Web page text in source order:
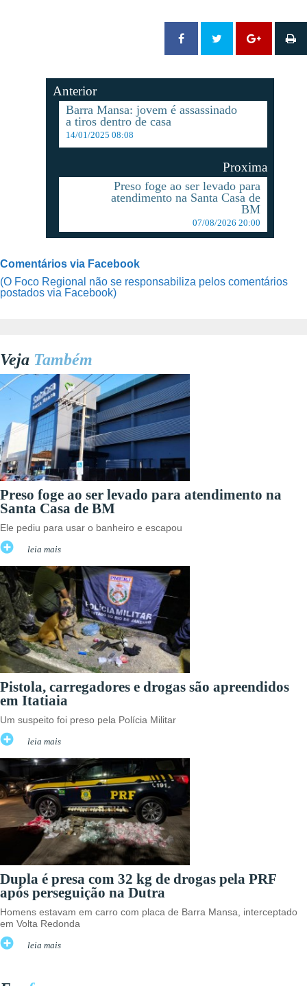
Anterior
Barra Mansa: jovem é assassinado
a tiros dentro de casa
14/01/2025 08:08
Proxima
Preso foge ao ser levado para
atendimento na Santa Casa de
BM
07/08/2026 20:00
Comentários via Facebook
(O Foco Regional não se responsabiliza pelos comentários
postados via Facebook)
Veja Também
Preso foge ao ser levado para atendimento na
Santa Casa de BM
Ele pediu para usar o banheiro e escapou
leia mais
Pistola, carregadores e drogas são apreendidos
em Itatiaia
Um suspeito foi preso pela Polícia Militar
leia mais
Dupla é presa com 32 kg de drogas pela PRF
após perseguição na Dutra
Homens estavam em carro com placa de Barra Mansa, interceptado
em Volta Redonda
leia mais